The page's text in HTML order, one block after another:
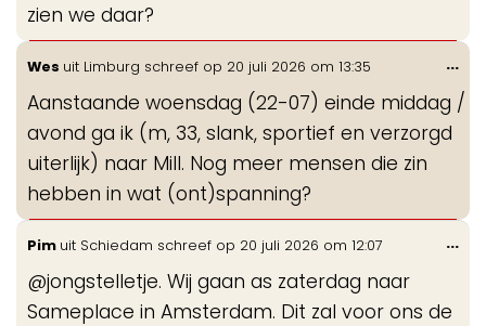
zien we daar?
Wes uit Limburg schreef op 20 juli 2026 om 13:35
Aanstaande woensdag (22-07) einde middag /
avond ga ik (m, 33, slank, sportief en verzorgd
uiterlijk) naar Mill. Nog meer mensen die zin
hebben in wat (ont)spanning?
...
Pim uit Schiedam schreef op 20 juli 2026 om 12:07
@jongstelletje. Wij gaan as zaterdag naar
Sameplace in Amsterdam. Dit zal voor ons de
...